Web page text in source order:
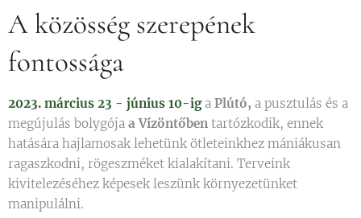
A közösség szerepének
fontossága
2023. március 23 - június 10-iga Plútó, a pusztulás és a
megújulás bolygója a Vízöntőben tartózkodik, ennek
hatására hajlamosak lehetünk ötleteinkhez mániákusan
ragaszkodni, rögeszméket kialakítani. Terveink
kivitelezéséhez képesek leszünk környezetünket
manipulálni.